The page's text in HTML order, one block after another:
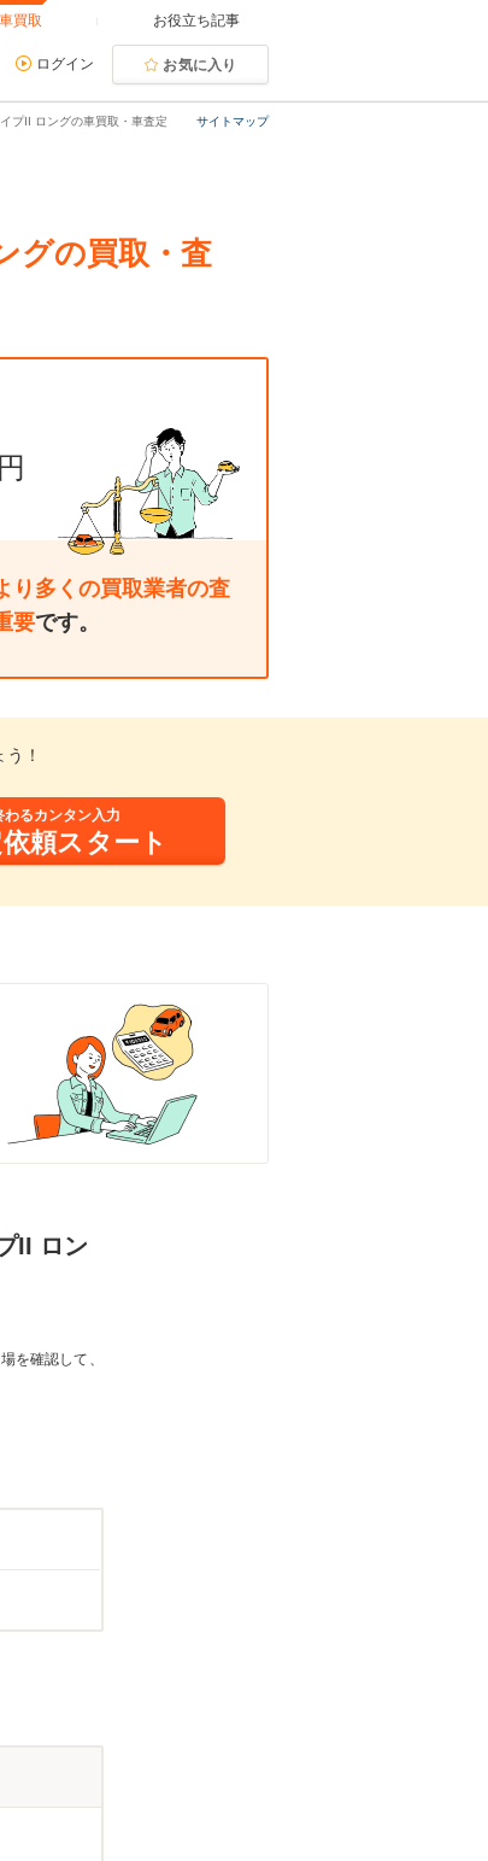
車買取 お役立ち記事
ログイン お気に入り
サイトマップ
プII ロングの車買取・車査定
グの買取・査
り多くの買取業者の査
要です。
！
わるカンタン入力
頼スタート
II ロン
を確認して、